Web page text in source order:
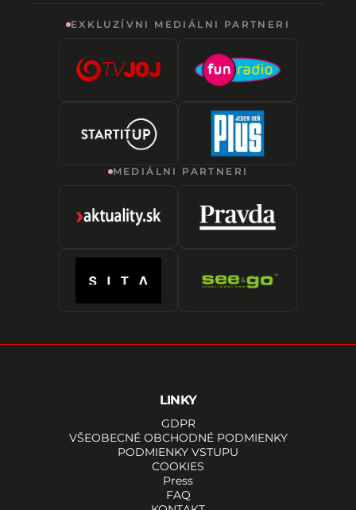
EXKLUZÍVNI MEDIÁLNI PARTNERI
MEDIÁLNI PARTNERI
LINKY
GDPR
VŠEOBECNÉ OBCHODNÉ PODMIENKY
PODMIENKY VSTUPU
COOKIES
Press
FAQ